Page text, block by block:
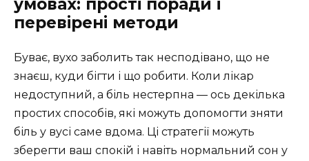
умовах: прості поради і
перевірені методи
Буває, вухо заболить так несподівано, що не
знаєш, куди бігти і що робити. Коли лікар
недоступний, а біль нестерпна — ось декілька
простих способів, які можуть допомогти зняти
біль у вусі саме вдома. Ці стратегії можуть
зберегти ваш спокій і навіть нормальний сон у